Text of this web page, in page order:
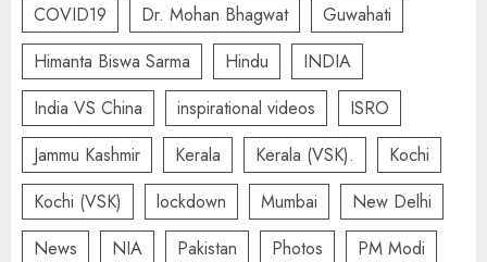
COVID19
Dr. Mohan Bhagwat
Guwahati
Himanta Biswa Sarma
Hindu
INDIA
India VS China
inspirational videos
ISRO
Jammu Kashmir
Kerala Kerala (VSK).
Kochi
Kochi (VSK)
lockdown Mumbai
New Delhi
News
NIA Pakistan Photos
PM Modi